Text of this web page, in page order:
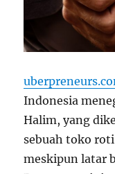
Indonesia
Halim, yang
sebuah toko
meskipun latar